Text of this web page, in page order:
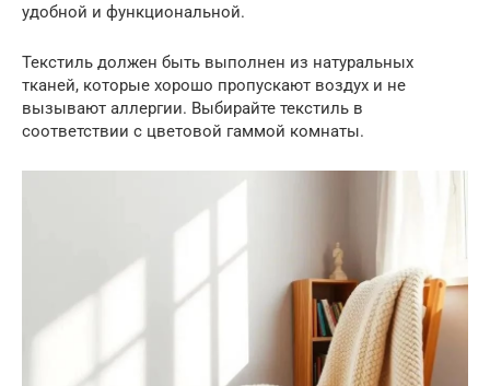
удобной и функциональной.
Текстиль должен быть выполнен из натуральных
тканей, которые хорошо пропускают воздух и не
вызывают аллергии. Выбирайте текстиль в
соответствии с цветовой гаммой комнаты.